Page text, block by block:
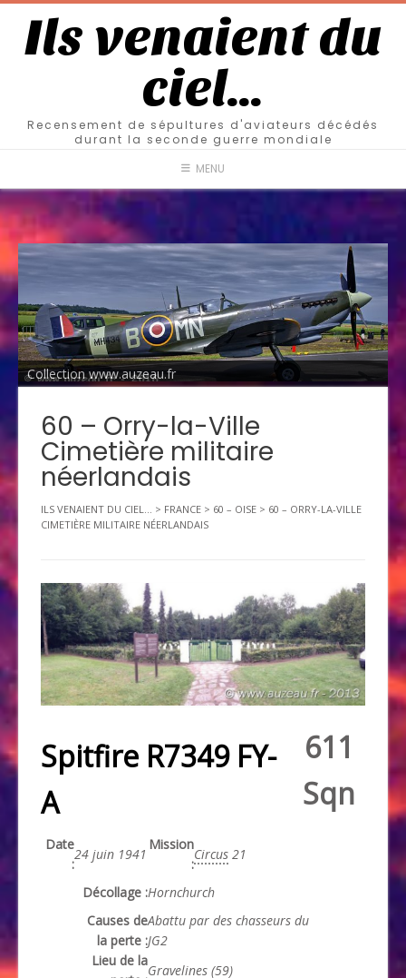
Ils venaient du
ciel…
Recensement de sépultures d'aviateurs décédés
durant la seconde guerre mondiale
MENU
Collection www.auzeau.fr
60 – Orry-la-Ville
Cimetière militaire
néerlandais
ILS VENAIENT DU CIEL... > FRANCE > 60 – OISE > 60 – ORRY-LA-VILLE
CIMETIÈRE MILITAIRE NÉERLANDAIS
Spitfire R7349 FY-
A
611
Sqn
Date
:
24 juin 1941
Mission
:
Circus 21
Décollage :Hornchurch
Causes de
la perte :
Abattu par des chasseurs du
JG2
Lieu de la
Gravelines (59)